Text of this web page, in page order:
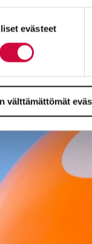
osa on
evästeet
välttämättömät